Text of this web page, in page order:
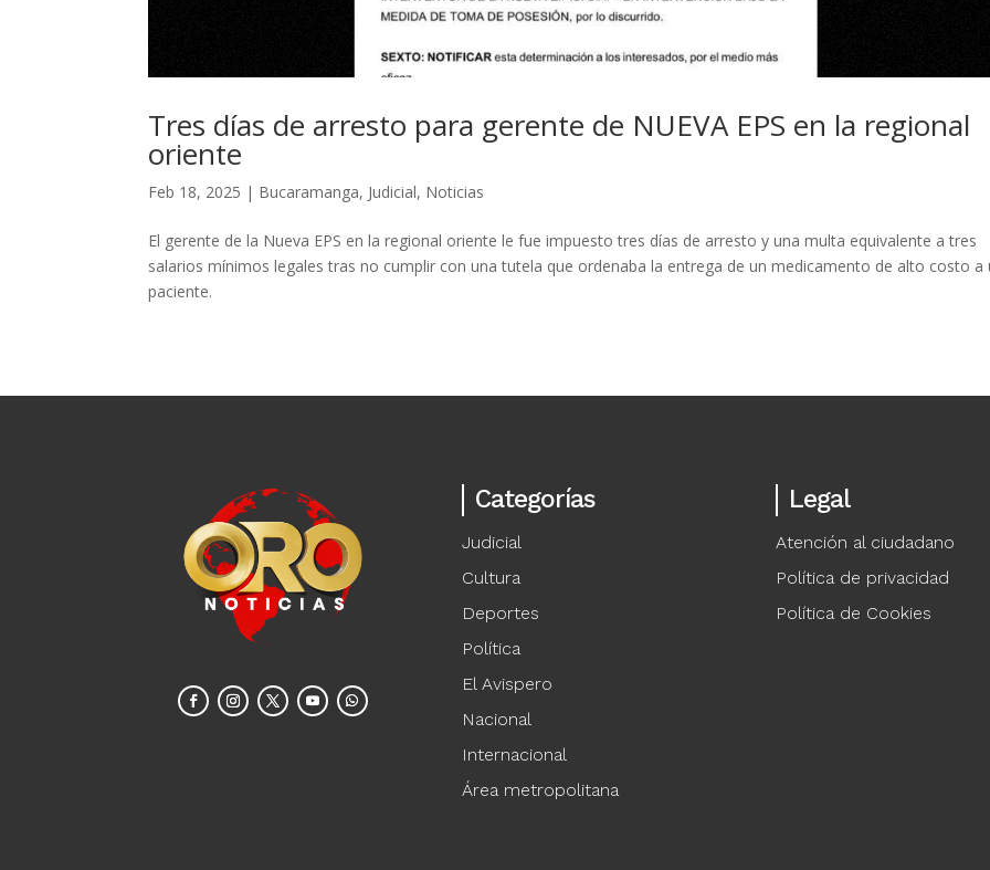
Tres días de arresto para gerente de NUEVA EPS en la regional
oriente
Feb 18, 2025 | Bucaramanga, Judicial, Noticias
El gerente de la Nueva EPS en la regional oriente le fue impuesto tres días de arresto y una multa equivalente a tres
salarios mínimos legales tras no cumplir con una tutela que ordenaba la entrega de un medicamento de alto costo a
paciente.
Categorías
Judicial
Cultura
Deportes
Política
El Avispero
Nacional
Internacional
Área metropolitana
Legal
Atención al ciudadano
Política de privacidad
Política de Cookies